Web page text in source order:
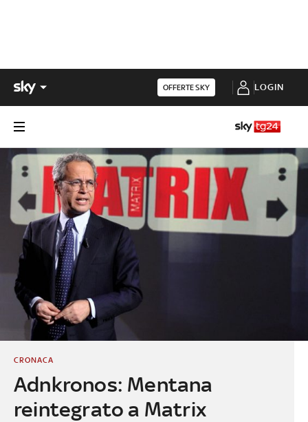
OFFERTE SKY LOGIN
Adnkronos: Mentana
reintegrato a Matrix
CRONACA